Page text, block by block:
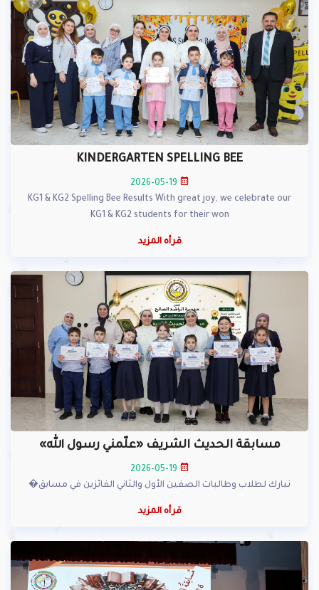
KINDERGARTEN SPELLING BEE
KG1 & KG2 Spelling Bee Results With great joy, we celebrate our
KG1 & KG2 students for their won
قرأه المزيد
مسابقة الحديث الشريف «علّمني رسول الله»
نبارك لطلاب وطالبات الصفين الأول والثاني الفائزين في مسابق�
قرأه المزيد